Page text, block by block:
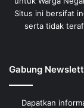
Situs ini bersifat
serta tidak
Gabung
Dapatkan